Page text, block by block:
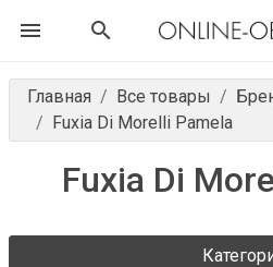
Главная Все товары
Fuxia Di Morelli Pamela
Fuxia Di